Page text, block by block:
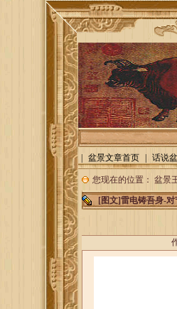
盆景文章首页 话说
您现在的位置： 盆景
[图文]雷电铸吾身-